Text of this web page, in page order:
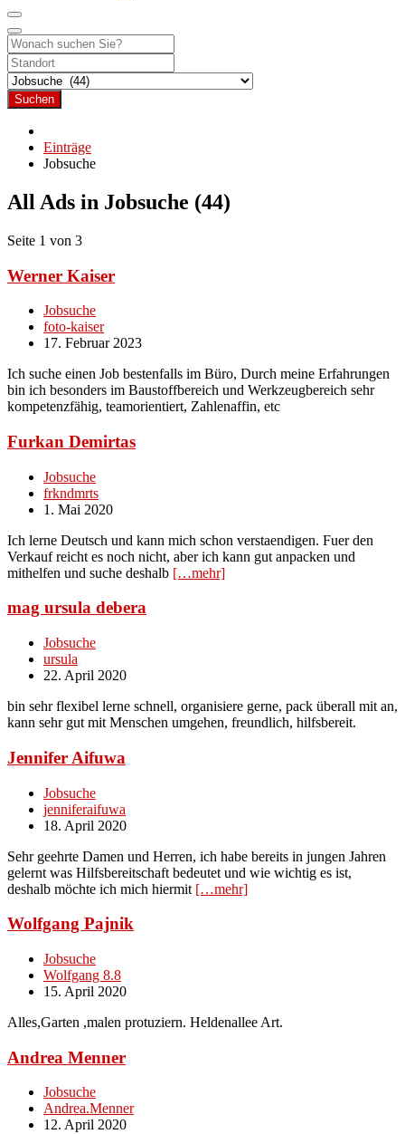
Suchen
Einträge
Jobsuche
All Ads in Jobsuche (44)
Seite 1 von 3
Werner Kaiser
Jobsuche
foto-kaiser
17. Februar 2023
Ich suche einen Job bestenfalls im Büro, Durch meine Erfahrungen
bin ich besonders im Baustoffbereich und Werkzeugbereich sehr
kompetenzfähig, teamorientiert, Zahlenaffin, etc
Furkan Demirtas
Jobsuche
frkndmrts
1. Mai 2020
Ich lerne Deutsch und kann mich schon verstaendigen. Fuer den
Verkauf reicht es noch nicht, aber ich kann gut anpacken und
mithelfen und suche deshalb […mehr]
mag ursula debera
Jobsuche
ursula
22. April 2020
bin sehr flexibel lerne schnell, organisiere gerne, pack überall mit an,
kann sehr gut mit Menschen umgehen, freundlich, hilfsbereit.
Jennifer Aifuwa
Jobsuche
jenniferaifuwa
18. April 2020
Sehr geehrte Damen und Herren, ich habe bereits in jungen Jahren
gelernt was Hilfsbereitschaft bedeutet und wie wichtig es ist,
deshalb möchte ich mich hiermit […mehr]
Wolfgang Pajnik
Jobsuche
Wolfgang 8.8
15. April 2020
Alles,Garten ,malen protuziern. Heldenallee Art.
Andrea Menner
Jobsuche
Andrea.Menner
12. April 2020